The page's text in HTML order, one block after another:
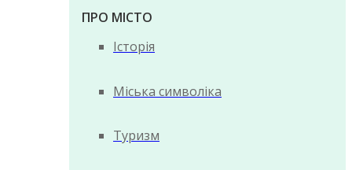
ПРО МІСТО
Історія
Міська символіка
Туризм